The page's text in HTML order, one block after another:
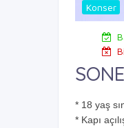
Konser
* 18 yaş
* Kapı